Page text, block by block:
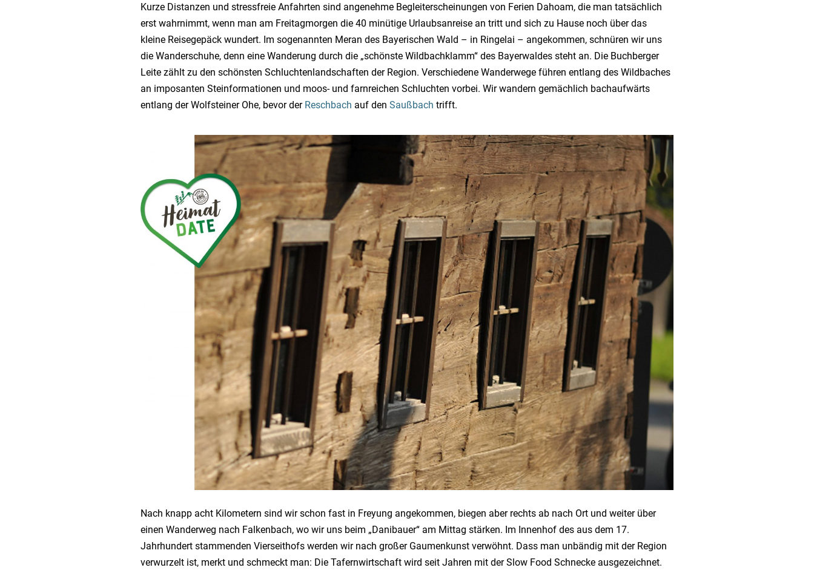
Kurze Distanzen und stressfreie Anfahrten sind angenehme Begleiterscheinungen von Ferien Dahoam, die man tatsächlich
erst wahrnimmt, wenn man am Freitagmorgen die 40 minütige Urlaubsanreise an tritt und sich zu Hause noch über das
kleine Reisegepäck wundert. Im sogenannten Meran des Bayerischen Wald – in Ringelai – angekommen, schnüren wir uns
die Wanderschuhe, denn eine Wanderung durch die „schönste Wildbachklamm“ des Bayerwaldes steht an. Die Buchberger
Leite zählt zu den schönsten Schluchtenlandschaften der Region. Verschiedene Wanderwege führen entlang des Wildbaches
an imposanten Steinformationen und moos- und farnreichen Schluchten vorbei. Wir wandern gemächlich bachaufwärts
entlang der Wolfsteiner Ohe, bevor der Reschbach auf den Saußbach trifft.
Nach knapp acht Kilometern sind wir schon fast in Freyung angekommen, biegen aber rechts ab nach Ort und weiter über
einen Wanderweg nach Falkenbach, wo wir uns beim „Danibauer“ am Mittag stärken. Im Innenhof des aus dem 17.
Jahrhundert stammenden Vierseithofs werden wir nach großer Gaumenkunst verwöhnt. Dass man unbändig mit der Region
verwurzelt ist, merkt und schmeckt man: Die Tafernwirtschaft wird seit Jahren mit der Slow Food Schnecke ausgezeichnet.